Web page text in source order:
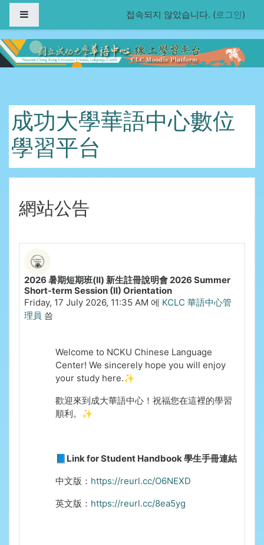
주 내용으로 가기
접속되지 않았습니다. (로그인)
成功大學華語中心數位
學習平台
網站公告
2026 暑期短期班(II) 新生註冊說明會 2026 Summer
Short-term Session (II) Orientation
Friday, 17 July 2026, 11:35 AM 에 KCLC 華語中心管
理員 씀
Welcome to NCKU Chinese Language
Center! We sincerely hope you will enjoy
your study here.✨
歡迎來到成大華語中心！祝福您在這裡的學習
順利。✨
📘Link for Student Handbook 學生手冊連結
中文版： https://reurl.cc/O6NEXD
英文版： https://reurl.cc/8ea5yg